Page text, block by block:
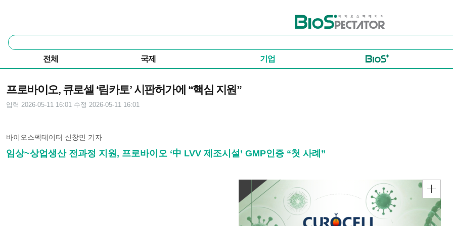
바이오스펙테이터
통
합
색
전체 국제 기업
프로바이오, 큐로셀 ‘림카토’ 시판허가에 “핵심 지원”
입력 2026-05-11 16:01 수정 2026-05-11 16:01
바이오스펙테이터 신창민 기자
임상~상업생산 전과정 지원, 프로바이오 ‘中 LVV 제조시설’ GMP인증 “첫 사례”